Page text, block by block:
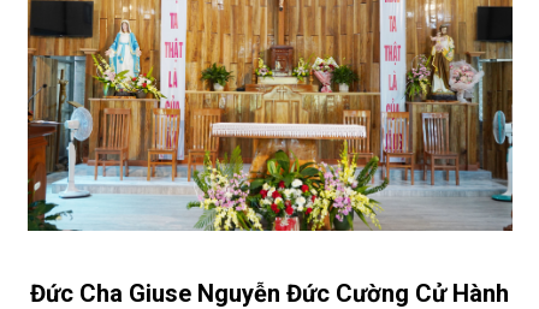
Đức Cha Giuse Nguyễn Đức Cường Cử Hành